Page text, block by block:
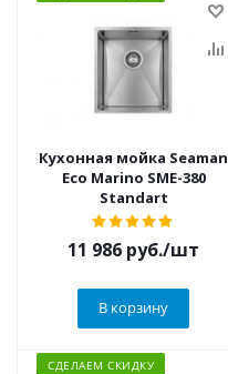
Кухонная мойка Seaman
Eco Marino SME-380
Standart
11 986 руб./шт
В корзину
СДЕЛАЕМ СКИДКУ